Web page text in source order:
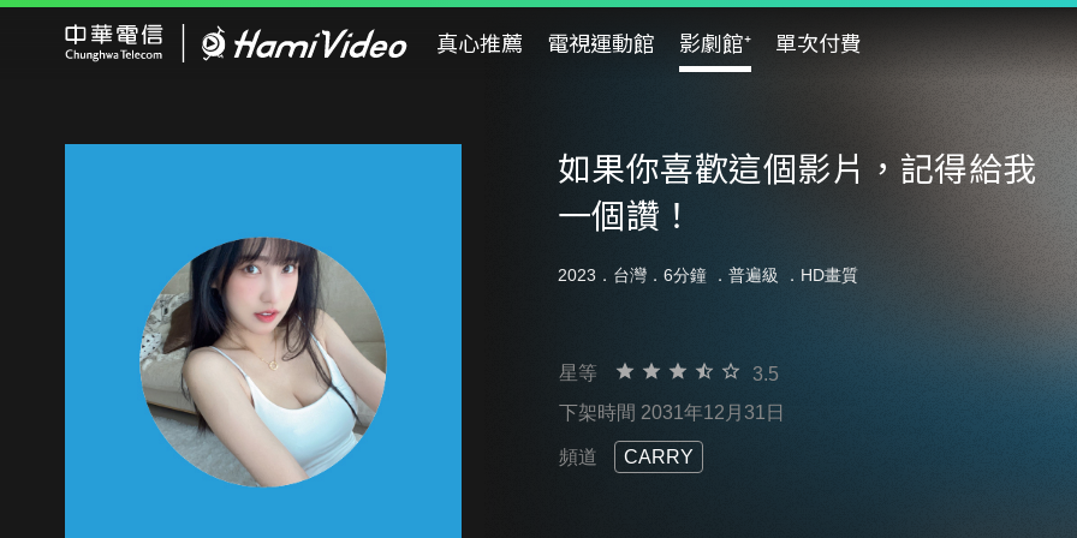
真心推薦 電視運動館 影劇館⁺ 單次付費
如果你喜歡這個影片，記得給我
一個讚！
2023．台灣．6分鐘 ． 普遍級 ．HD畫質
星等
3.5
下架時間 2031年12月31日
頻道 CARRY